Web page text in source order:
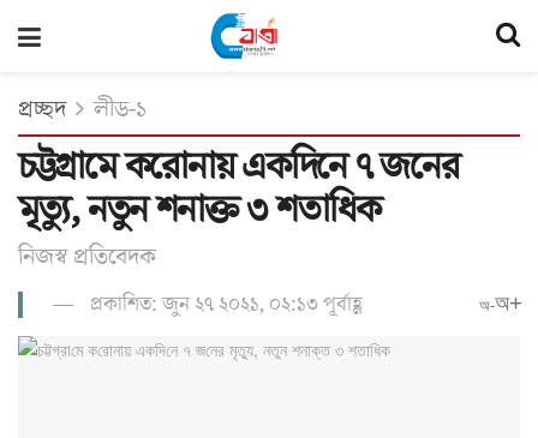
প্রচ্ছদ লীড-১
চট্টগ্রা‌মে ক‌রোনায় এক‌দি‌নে ৭ জ‌নের
মৃত‌্যু, নতুন শনাক্ত ৩ শতাধিক
নিজস্ব প্রতি‌বেদক
প্রকাশিত: জুন ২৭ ২০২১, ০২:১৩ পূর্বাহ্ণ অ-অ+